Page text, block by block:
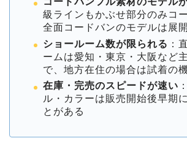
級ラインもかぶせ部分のみコ
全面コードバンのモデルは展
ショールーム数が限られる ：
ームは愛知・東京・大阪など
で、地方在住の場合は試着の
在庫・完売のスピードが速い
ル・カラーは販売開始後早期
とがある